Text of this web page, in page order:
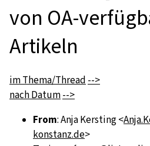
von OA-
Artikeln
im Thema/Thread -->
nach Datum-->
From: Anja Kersting <
konstanz.de>